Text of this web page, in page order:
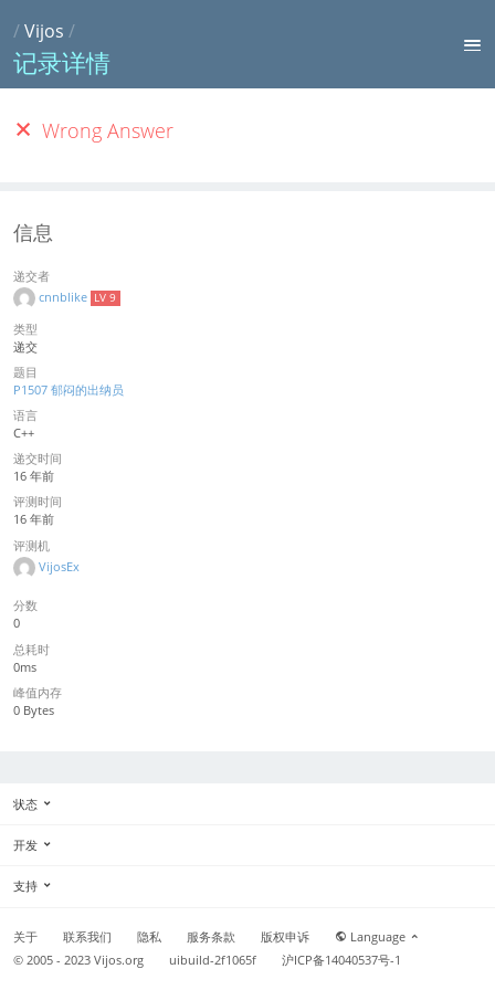
/Vijos /
记录详情
Wrong Answer
信息
递交者
cnnblike LV 9
类型
递交
题目
P1507 郁闷的出纳员
语言
C++
递交时间
16 年前
评测时间
16 年前
评测机
VijosEx
分数
0
总耗时
0ms
峰值内存
0 Bytes
状态
开发
支持
关于 联系我们 隐私 服务条款 版权申诉
Language
© 2005 - 2023Vijos.org uibuild-2f1065f 沪ICP备14040537号-1